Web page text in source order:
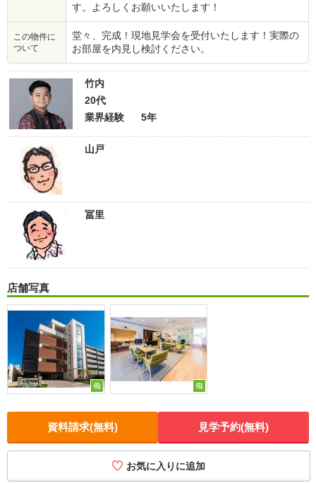
す。よろしくお願いいたします！
この物件に
ついて
堂々、完成！現地見学会を受付いたします！実際の
お部屋を内見し検討ください。
竹内
20代
業界経験
5年
山戸
冨里
店舗写真
資料請求(無料) 見学予約(無料)
お気に入りに追加